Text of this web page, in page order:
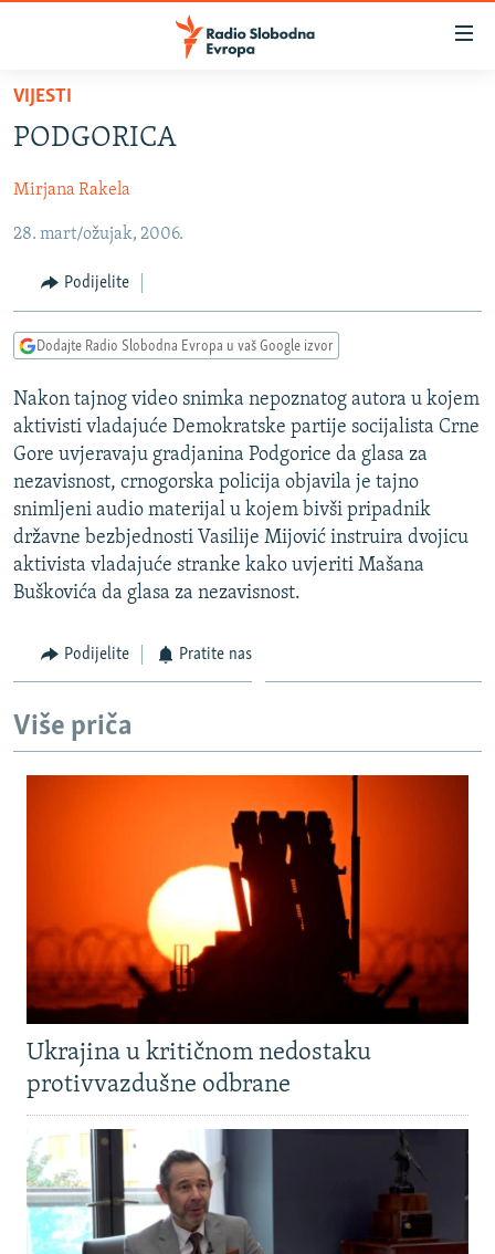
Pređite
glavni
Pređite
na
navigaciju
Pređite
na
pretragu
SRBIJA
KOSOVO
CRNA GORA
VIZUELNO
VIDEO
FOTOGALERIJE
INFOGRAFIKE
PODCASTI
RAT U UKRAJINI
KINA NA BALKANU
RSE PRIČE IZ SVIJETA
ISPRIČAJ MI
DNEVNO@RSE
SPECIJALI RSE
POPLAVE I KLIZIŠTA U BIH 2024.
TV LIBERTY
TRI DECENIJE OD RATA U BIH
SVE KARTE DEJTONA
NASTANAK I RASPAD JUGOSLAVIJE
PRATITE NAS
Sve RFE/RL stranice
VIJESTI
PODGORICA
Mirjana Rakela
28. mart/ožujak, 2006.
Podijelite
Dodajte Radio Slobodna Evropa u vaš Google izvor
Nakon tajnog video snimka nepoznatog autora u kojem
aktivisti vladajuće Demokratske partije socijalista Crne
Gore uvjeravaju gradjanina Podgorice da glasa za
nezavisnost, crnogorska policija objavila je tajno
snimljeni audio materijal u kojem bivši pripadnik
državne bezbjednosti Vasilije Mijović instruira dvojicu
aktivista vladajuće stranke kako uvjeriti Mašana
Buškovića da glasa za nezavisnost.
Podijelite Pratite nas
Više priča
Ukrajina u kritičnom nedostaku
protivvazdušne odbrane